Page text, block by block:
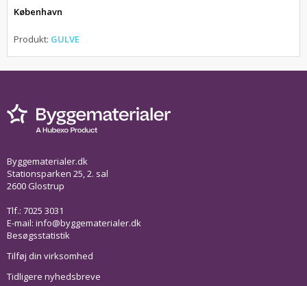
København
Produkt: GULVE
Byggematerialer.dk
Stationsparken 25, 2. sal
2600 Glostrup
Tlf.: 7025 3031
E-mail: info@byggematerialer.dk
Besøgsstatistik
Tilføj din virksomhed
Tidligere nyhedsbreve